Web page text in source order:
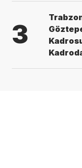
3